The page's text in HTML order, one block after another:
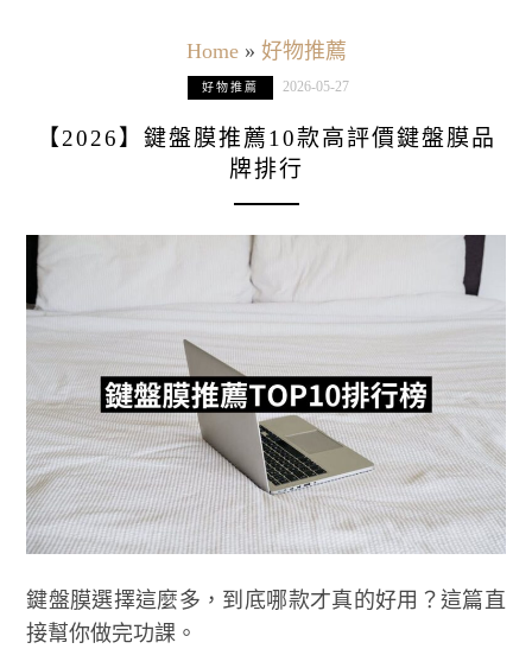
Home» 好物推薦
好物推薦 2026-05-27
【2026】鍵盤膜推薦10款高評價鍵盤膜品
牌排行
鍵盤膜選擇這麼多，到底哪款才真的好用？這篇直
接幫你做完功課。